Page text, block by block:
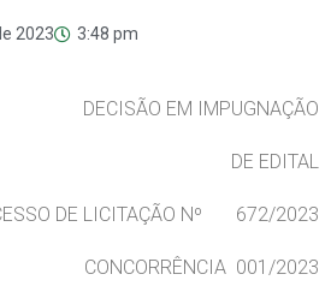
2023 3:48 pm
DECISÃO EM IMPUGNAÇÃO
DE EDITAL
DE LICITAÇÃO Nº 672/2023
CONCORRÊNCIA 001/2023